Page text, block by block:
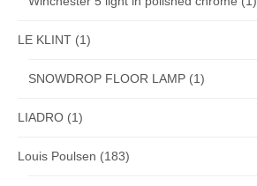
LE KLINT (1)
SNOWDROP FLOOR LAMP (1)
LIADRO (1)
Louis Poulsen (183)